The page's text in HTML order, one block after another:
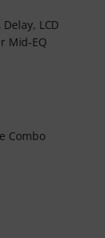
LCD
Mid-EQ
Combo